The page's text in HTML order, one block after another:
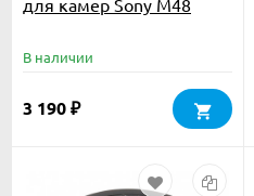
В наличии
3 190 ₽